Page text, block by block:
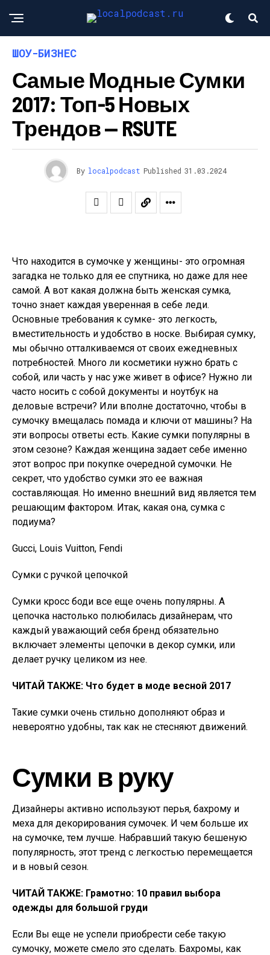
ШОУ-БИЗНЕС
Самые Модные Сумки
2017: Топ-5 Новых
Трендов — RSUTE
By localpodcast Published 31.03.2024
Что находится в сумочке у женщины- это огромная
загадка не только для ее спутника, но даже для нее
самой. А вот какая должна быть женская сумка,
точно знает каждая уверенная в себе леди.
Основные требования к сумке- это легкость,
вместительность и удобство в носке. Выбирая сумку,
мы обычно отталкиваемся от своих ежедневных
потребностей. Много ли косметики нужно брать с
собой, или часть у нас уже живет в офисе? Нужно ли
часто носить с собой документы и ноутбук на
деловые встречи? Или вполне достаточно, чтобы в
сумочку вмещалась помада и ключи от машины? На
эти вопросы ответы есть. Какие сумки популярны в
этом сезоне? Каждая женщина задает себе именно
этот вопрос при покупке очередной сумочки. Не
секрет, что удобство сумки это ее важная
составляющая. Но именно внешний вид является тем
решающим фактором. Итак, какая она, сумка с
подиума?
Gucci, Louis Vuitton, Fendi
Сумки с ручкой цепочкой
Сумки кросс боди все еще очень популярны. А
цепочка настолько полюбилась дизайнерам, что
каждый уважающий себя бренд обязательно
включает элементы цепочки в декор сумки, или
делает ручку целиком из нее.
ЧИТАЙ ТАКЖЕ: Что будет в моде весной 2017
Такие сумки очень стильно дополняют образ и
невероятно удобны, так как не стесняют движений.
Сумки в руку
Дизайнеры активно используют перья, бахрому и
меха для декорирования сумочек. И чем больше их
на сумочке, тем лучше. Набравший такую бешеную
популярность, этот тренд с легкостью перемещается
и в новый сезон.
ЧИТАЙ ТАКЖЕ: Грамотно: 10 правил выбора
одежды для большой груди
Если Вы еще не успели приобрести себе такую
сумочку, можете смело это сделать. Бахромы, как